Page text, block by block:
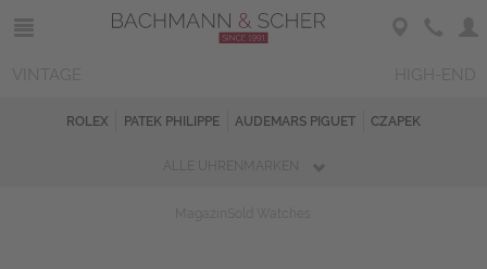
ROLEX PATEK PHILIPPE AUDEMARS PIGUET CZAPEK